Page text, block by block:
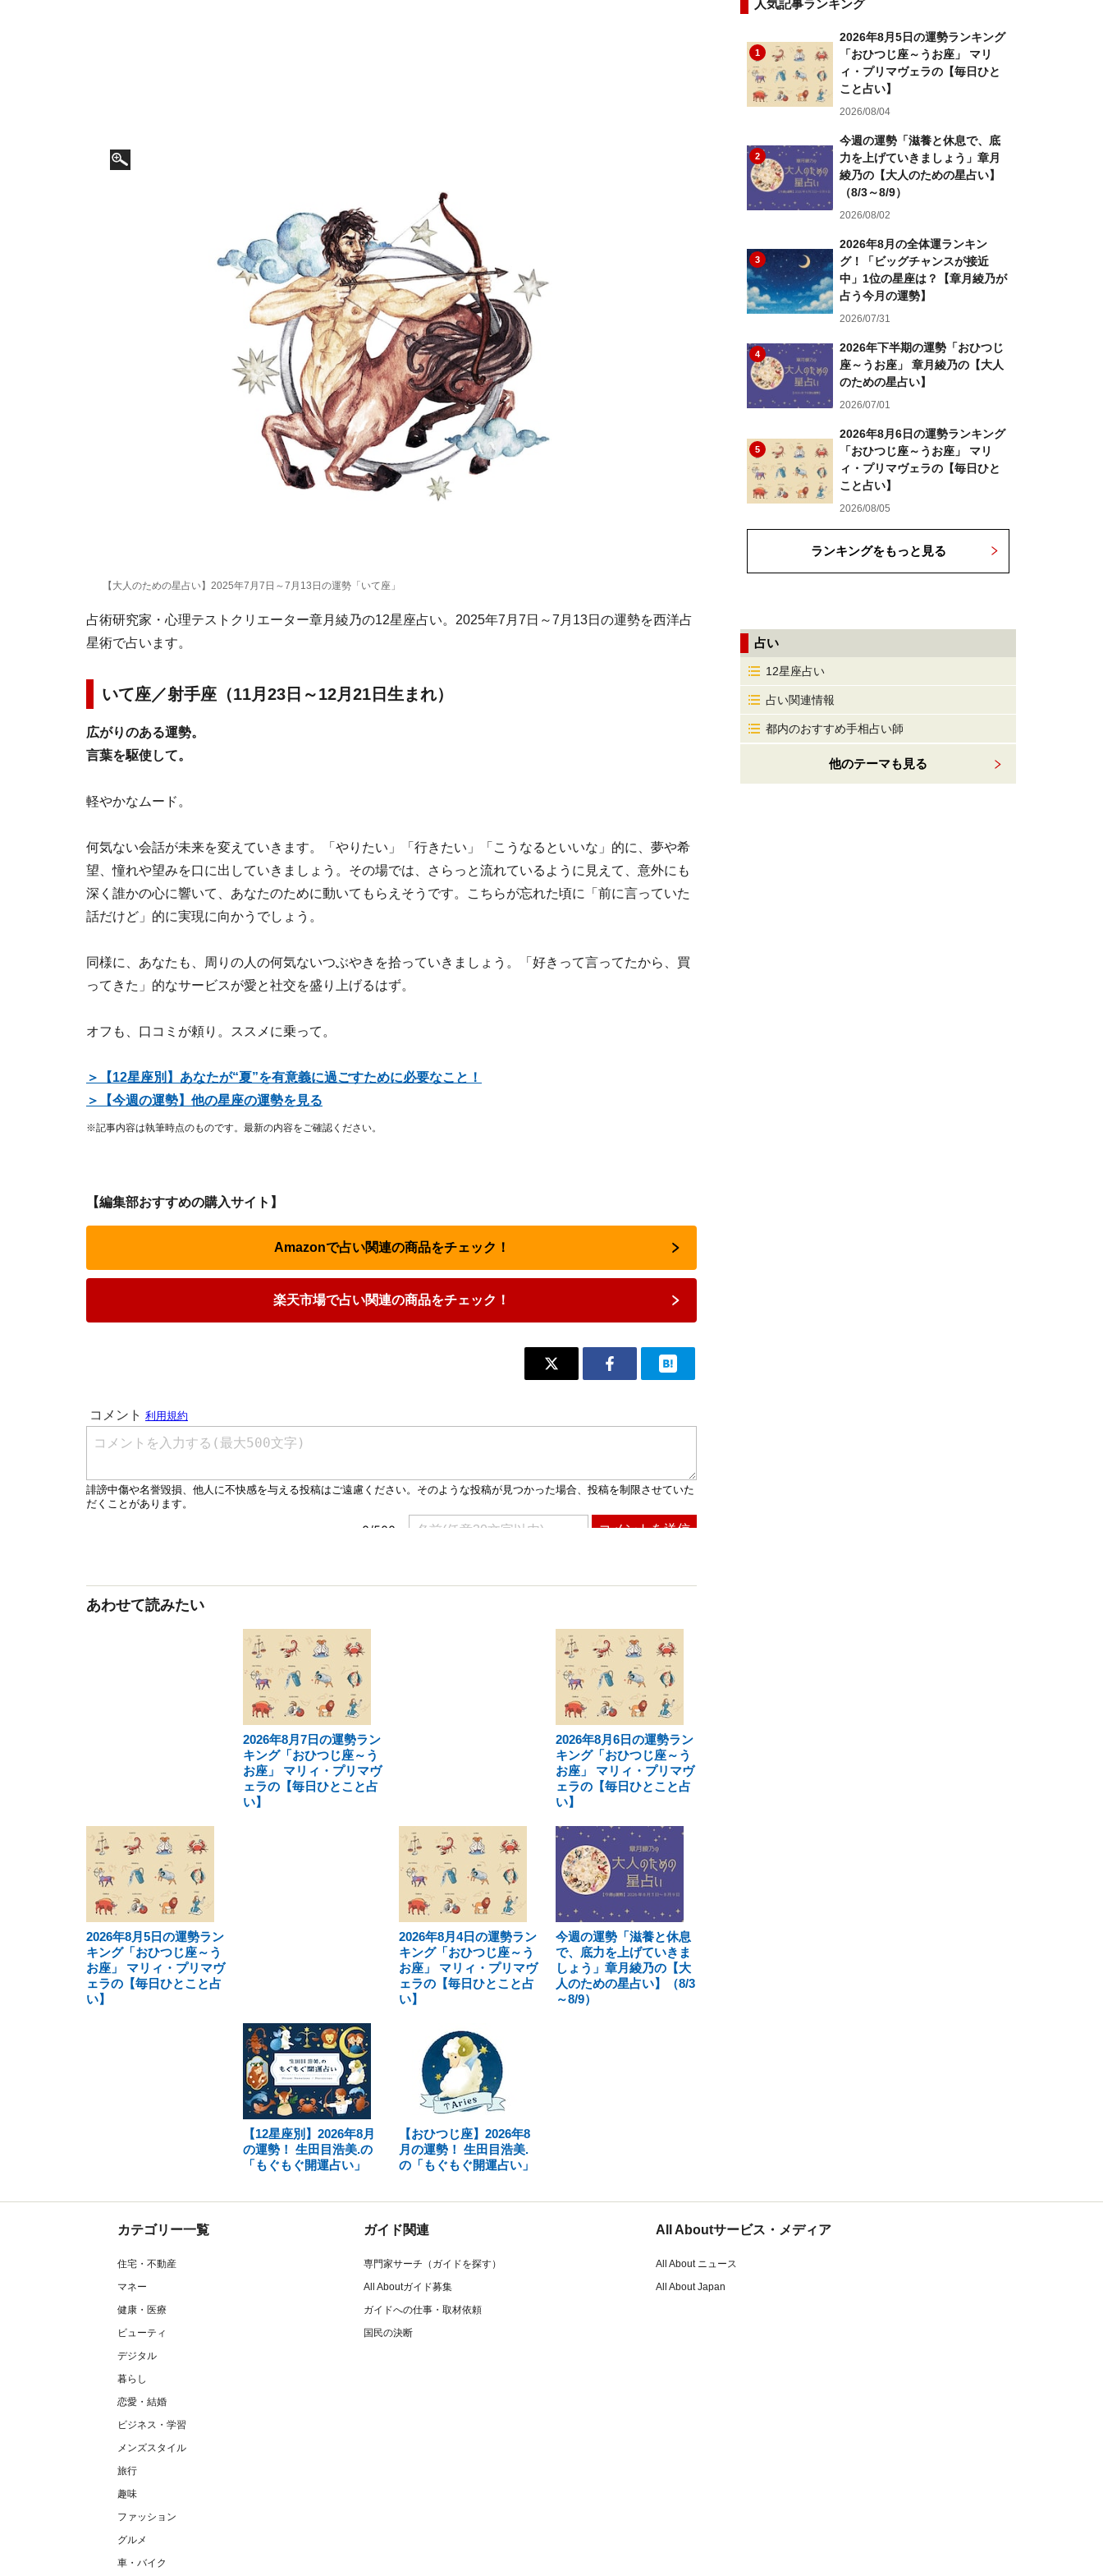
【大人のための星占い】2025年7月7日～7月13日の運勢「いて座」
占術研究家・心理テストクリエーター章月綾乃の12星座占い。2025年7月7日～7月13日の運勢を西洋占
星術で占います。
いて座／射手座（11月23日～12月21日生まれ）
広がりのある運勢。
言葉を駆使して。
軽やかなムード。
何気ない会話が未来を変えていきます。「やりたい」「行きたい」「こうなるといいな」的に、夢や希
望、憧れや望みを口に出していきましょう。その場では、さらっと流れているように見えて、意外にも
深く誰かの心に響いて、あなたのために動いてもらえそうです。こちらが忘れた頃に「前に言っていた
話だけど」的に実現に向かうでしょう。
同様に、あなたも、周りの人の何気ないつぶやきを拾っていきましょう。「好きって言ってたから、買
ってきた」的なサービスが愛と社交を盛り上げるはず。
オフも、口コミが頼り。ススメに乗って。
＞【12星座別】あなたが“夏”を有意義に過ごすために必要なこと！
＞【今週の運勢】他の星座の運勢を見る
※記事内容は執筆時点のものです。最新の内容をご確認ください。
【編集部おすすめの購入サイト】
Amazonで占い関連の商品をチェック！
楽天市場で占い関連の商品をチェック！
あわせて読みたい
2026年8月7日の運勢ラン
キング「おひつじ座～う
お座」 マリィ・プリマヴ
ェラの【毎日ひとこと占
い】
2026年8月6日の運勢ラン
キング「おひつじ座～う
お座」 マリィ・プリマヴ
ェラの【毎日ひとこと占
い】
2026年8月5日の運勢ラン
キング「おひつじ座～う
お座」 マリィ・プリマヴ
ェラの【毎日ひとこと占
い】
2026年8月4日の運勢ラン
キング「おひつじ座～う
お座」 マリィ・プリマヴ
ェラの【毎日ひとこと占
い】
今週の運勢「滋養と休息
で、底力を上げていきま
しょう」章月綾乃の【大
人のための星占い】（8/3
～8/9）
【12星座別】2026年8月
の運勢！ 生田目浩美.の
「もぐもぐ開運占い」
【おひつじ座】2026年8
月の運勢！ 生田目浩美.
の「もぐもぐ開運占い」
人気記事ランキング
1
2026年8月5日の運勢ランキング
「おひつじ座～うお座」 マリ
ィ・プリマヴェラの【毎日ひと
こと占い】
2026/08/04
2
今週の運勢「滋養と休息で、底
力を上げていきましょう」章月
綾乃の【大人のための星占い】
（8/3～8/9）
2026/08/02
3
2026年8月の全体運ランキン
グ！「ビッグチャンスが接近
中」1位の星座は？【章月綾乃が
占う今月の運勢】
2026/07/31
4
2026年下半期の運勢「おひつじ
座～うお座」 章月綾乃の【大人
のための星占い】
2026/07/01
5
2026年8月6日の運勢ランキング
「おひつじ座～うお座」 マリ
ィ・プリマヴェラの【毎日ひと
こと占い】
2026/08/05
ランキングをもっと見る
占い
12星座占い
占い関連情報
都内のおすすめ手相占い師
他のテーマも見る
カテゴリー一覧
住宅・不動産
マネー
健康・医療
ビューティ
デジタル
暮らし
恋愛・結婚
ビジネス・学習
メンズスタイル
旅行
趣味
ファッション
グルメ
車・バイク
ガイド関連
専門家サーチ（ガイドを探す）
All Aboutガイド募集
ガイドへの仕事・取材依頼
国民の決断
All Aboutサービス・メディア
All About ニュース
All About Japan